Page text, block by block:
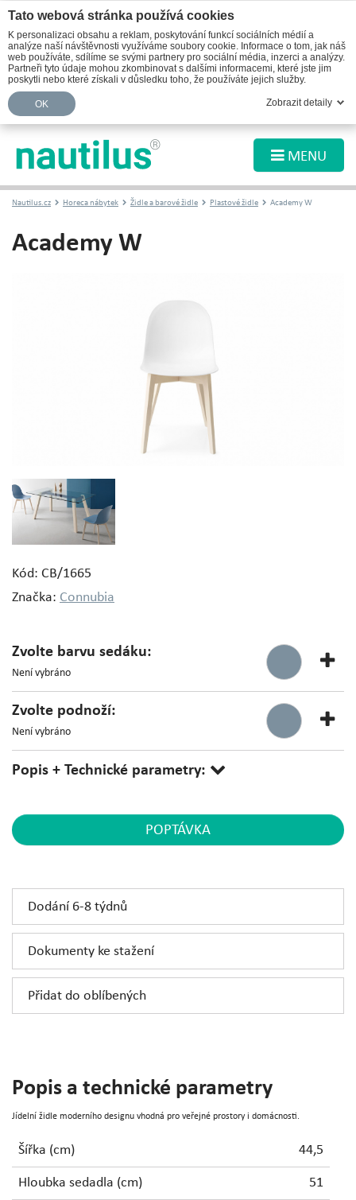
MENU
Nautilus.cz Horeca nábytek Židle a barové židle Plastové židle Academy W
Academy W
Kód: CB/1665
Značka: Connubia
Zvolte barvu sedáku:
Není vybráno
Zvolte podnoží:
Není vybráno
Popis + Technické parametry:
POPTÁVKA
Přidat do oblíbených
Dokumenty ke stažení
Dodání 6-8 týdnů
Popis a technické parametry
Jídelní židle moderního designu vhodná pro veřejné prostory i domácnosti.
Šířka (cm) 44,5
Hloubka sedadla (cm) 51
Tato webová stránka používá cookies
K personalizaci obsahu a reklam, poskytování funkcí sociálních médií a
analýze naší návštěvnosti využíváme soubory cookie. Informace o tom, jak náš
web používáte, sdílíme se svými partnery pro sociální média, inzerci a analýzy.
Partneři tyto údaje mohou zkombinovat s dalšími informacemi, které jste jim
poskytli nebo které získali v důsledku toho, že používáte jejich služby.
OK Zobrazit detaily